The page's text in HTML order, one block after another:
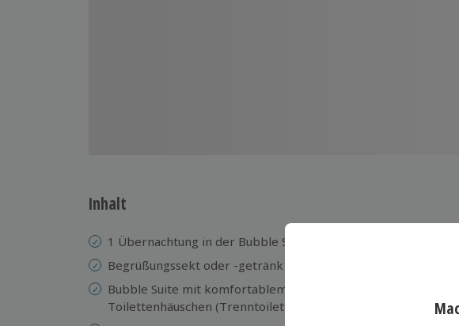
Inhalt
1 Übernachtung in der Bubble Suite auf dem Eichenhof Kalletal
Begrüßungssekt oder -getränk
Bubble Suite mit komfortablem Queensizebett, Laube mit
Toilettenhäuschen (Trenntoilette)